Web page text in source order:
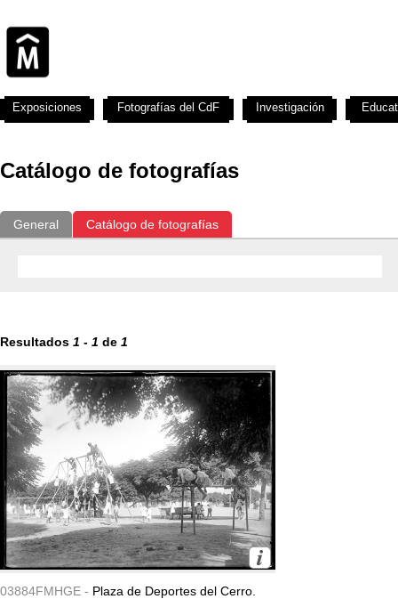
Catálogo de fotografías
General Catálogo de fotografías
Resultados 1 - 1 de 1
03884FMHGE - Plaza de Deportes del Cerro.
Exposiciones Fotografías del CdF Investigación